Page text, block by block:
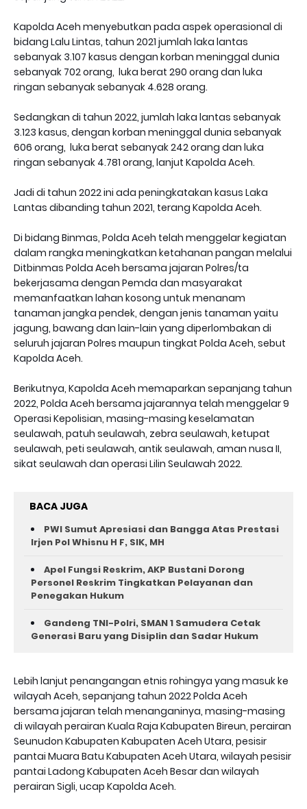
Kapolda Aceh menyebutkan pada aspek operasional di
bidang Lalu Lintas, tahun 2021 jumlah laka lantas
sebanyak 3.107 kasus dengan korban meninggal dunia
sebanyak 702 orang, luka berat 290 orang dan luka
ringan sebanyak sebanyak 4.628 orang.
Sedangkan di tahun 2022, jumlah laka lantas sebanyak
3.123 kasus, dengan korban meninggal dunia sebanyak
606 orang, luka berat sebanyak 242 orang dan luka
ringan sebanyak 4.781 orang, lanjut Kapolda Aceh.
Jadi di tahun 2022 ini ada peningkatakan kasus Laka
Lantas dibanding tahun 2021, terang Kapolda Aceh.
Di bidang Binmas, Polda Aceh telah menggelar kegiatan
dalam rangka meningkatkan ketahanan pangan melalui
Ditbinmas Polda Aceh bersama jajaran Polres/ta
bekerjasama dengan Pemda dan masyarakat
memanfaatkan lahan kosong untuk menanam
tanaman jangka pendek, dengan jenis tanaman yaitu
jagung, bawang dan lain-lain yang diperlombakan di
seluruh jajaran Polres maupun tingkat Polda Aceh, sebut
Kapolda Aceh.
Berikutnya, Kapolda Aceh memaparkan sepanjang tahun
2022, Polda Aceh bersama jajarannya telah menggelar 9
Operasi Kepolisian, masing-masing keselamatan
seulawah, patuh seulawah, zebra seulawah, ketupat
seulawah, peti seulawah, antik seulawah, aman nusa II,
sikat seulawah dan operasi Lilin Seulawah 2022.
BACA JUGA
PWI Sumut Apresiasi dan Bangga Atas Prestasi
Irjen Pol Whisnu H F, SIK, MH
Apel Fungsi Reskrim, AKP Bustani Dorong
Personel Reskrim Tingkatkan Pelayanan dan
Penegakan Hukum
Gandeng TNI-Polri, SMAN 1 Samudera Cetak
Generasi Baru yang Disiplin dan Sadar Hukum
Lebih lanjut penangangan etnis rohingya yang masuk ke
wilayah Aceh, sepanjang tahun 2022 Polda Aceh
bersama jajaran telah menanganinya, masing-masing
di wilayah perairan Kuala Raja Kabupaten Bireun, perairan
Seunudon Kabupaten Kabupaten Aceh Utara, pesisir
pantai Muara Batu Kabupaten Aceh Utara, wilayah pesisir
pantai Ladong Kabupaten Aceh Besar dan wilayah
perairan Sigli, ucap Kapolda Aceh.